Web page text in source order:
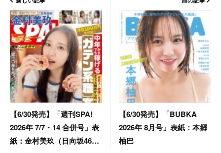
【6/30発売】「週刊SPA!
2026年 7/7・14 合併号」表
紙：金村美玖（日向坂46）
【6/30発売】「BUBKA
2026年 8月号」表紙：本郷
柚巴